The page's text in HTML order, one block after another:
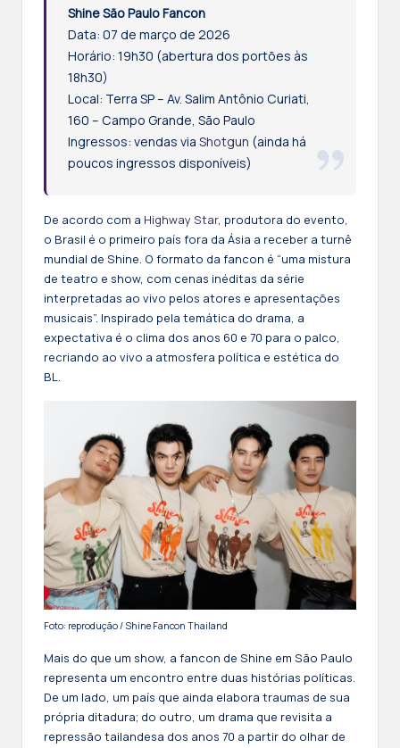
Shine São Paulo Fancon
Data: 07 de março de 2026
Horário: 19h30 (abertura dos portões às
18h30)
Local: Terra SP – Av. Salim Antônio Curiati,
160 – Campo Grande, São Paulo
Ingressos: vendas viaShotgun (ainda há
poucos ingressos disponíveis)
De acordo com a Highway Star, produtora do evento,
o Brasil é o primeiro país fora da Ásia a receber a turnê
mundial de Shine. O formato da fancon é “uma mistura
de teatro e show, com cenas inéditas da série
interpretadas ao vivo pelos atores e apresentações
musicais”. Inspirado pela temática do drama, a
expectativa é o clima dos anos 60 e 70 para o palco,
recriando ao vivo a atmosfera política e estética do
BL.
Foto: reprodução / Shine Fancon Thailand
Mais do que um show, a fancon de Shine em São Paulo
representa um encontro entre duas histórias políticas.
De um lado, um país que ainda elabora traumas de sua
própria ditadura; do outro, um drama que revisita a
repressão tailandesa dos anos 70 a partir do olhar de